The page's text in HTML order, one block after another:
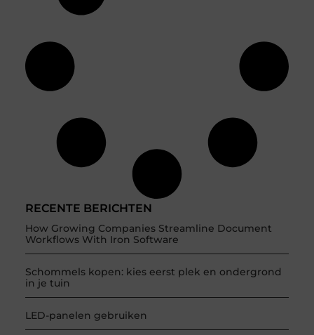
RECENTE BERICHTEN
How Growing Companies Streamline Document
Workflows With Iron Software
Schommels kopen: kies eerst plek en ondergrond
in je tuin
LED-panelen gebruiken